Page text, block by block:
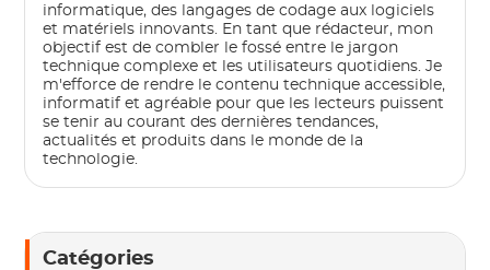
informatique, des langages de codage aux logiciels
et matériels innovants. En tant que rédacteur, mon
objectif est de combler le fossé entre le jargon
technique complexe et les utilisateurs quotidiens. Je
m'efforce de rendre le contenu technique accessible,
informatif et agréable pour que les lecteurs puissent
se tenir au courant des dernières tendances,
actualités et produits dans le monde de la
technologie.
Catégories